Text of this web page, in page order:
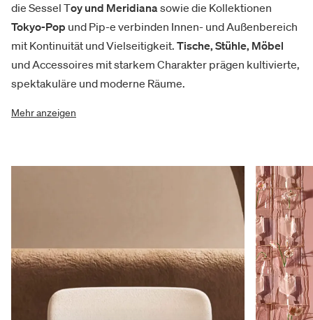
die Sessel Toy und Meridianasowie die Kollektionen
Tokyo-Pop und Pip-e verbinden Innen- und Außenbereich
mit Kontinuität und Vielseitigkeit. Tische, Stühle, Möbel
und Accessoires mit starkem Charakter prägen kultivierte,
spektakuläre und moderne Räume.
Mehr anzeigen